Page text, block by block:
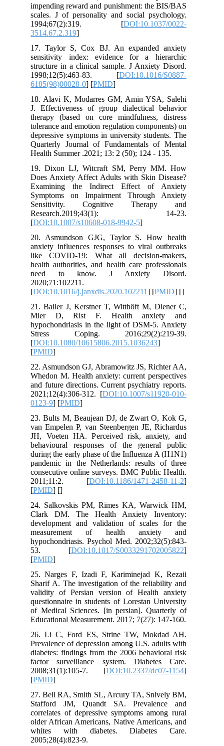
impending reward and punishment: the
scales. J of personality and social
1994;67(2):319. [
17. Taylor S, Cox BJ. An
sensitivity index: evidence for a
structure in a clinical sample. J
1998;12(5):463-83. [
6185(98)00028-0
18. Alavi K, Modarres GM, Amin
J. Effectiveness of group dialectical
therapy (based on core
tolerance and emotion regulation
depressive symptoms in university
Quarterly Journal of Fundamentals
Health Summer .2021; 13: 2 (50); 124 -
19. Dixon LJ, Witcraft SM, Perry
Does Anxiety Affect Adults with Skin
Examining the Indirect Effect of
Symptoms on Impairment Through
Sensitivity. Cognitive
Research.2019;43(1):
[DOI:10.1007/s10608-018-9942-5
20. Asmundson GJG, Taylor S.
anxiety influences responses to viral
like COVID-19: What all decision-
health authorities, and health care
need to know. J Anxiety
[DOI:10.1016/j.janxdis.2020.102211
21. Bailer J, Kerstner T, Witthöft M,
Mier D, Rist F. Health
hypochondriasis in the light of DSM-
Stress Coping.
[DOI:10.1080/10615806.2015.1036243
22. Asmundson GJ, Abramowitz JS,
Whedon M. Health anxiety: current
and future directions. Current
2021;12(4):306-312. [DOI:10.1007/
23. Bults M, Beaujean DJ, de Zwart
van Empelen P, van Steenbergen JE,
JH, Voeten HA. Perceived risk,
behavioural responses of the
during the early phase of the Influenza
pandemic in the Netherlands:
consecutive online surveys. BMC
2011;11:2. [DOI:10.1186/1471-
24. Salkovskis PM, Rimes KA,
Clark DM. The Health Anxiety
development and validation of
measurement of health
hypochondriasis. Psychol Med.
53. [DOI:10.1017/
25. Narges F, Izadi F, Kariminejad
Sharif A. The investigation of the
validity of Persian version of
questionnaire in students of Lorestan
of Medical Sciences. [in persian].
Educational Measurement. 2017; 7(27):
26. Li C, Ford ES, Strine TW,
Prevalence of depression among U.S.
diabetes: findings from the 2006
factor surveillance system.
2008;31(1):105-7. [DOI:10.2337/
27. Bell RA, Smith SL, Arcury TA,
Stafford JM, Quandt SA.
correlates of depressive symptoms
older African Americans, Native
whites with diabetes.